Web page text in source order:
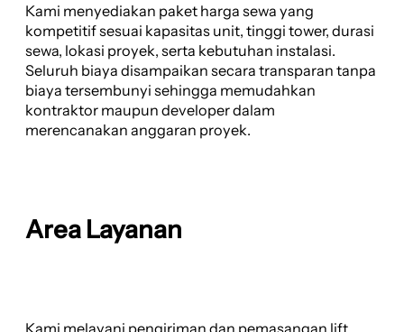
Kami menyediakan paket harga sewa yang
kompetitif sesuai kapasitas unit, tinggi tower, durasi
sewa, lokasi proyek, serta kebutuhan instalasi.
Seluruh biaya disampaikan secara transparan tanpa
biaya tersembunyi sehingga memudahkan
kontraktor maupun developer dalam
merencanakan anggaran proyek.
Area Layanan